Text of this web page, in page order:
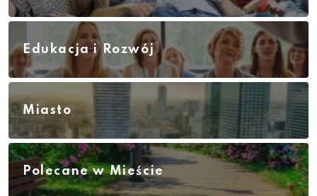
Edukacja i Rozwój
Miasto
Polecane w Mieście